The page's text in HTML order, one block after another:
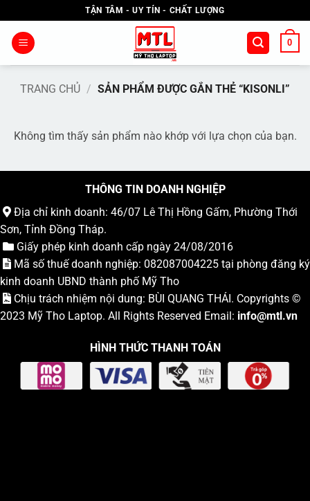
qua
nội
TẬN TÂM - UY TÍN - CHẤT LƯỢNG
0
TRANG CHỦ / SẢN PHẨM ĐƯỢC GẮN THẺ “KISONLI”
Không tìm thấy sản phẩm nào khớp với lựa chọn của bạn.
THÔNG TIN DOANH NGHIỆP
Địa chỉ kinh doanh: 46/07 Lê Thị Hồng Gấm, Phường Thới
Sơn, Tỉnh Đồng Tháp.
Giấy phép kinh doanh cấp ngày 24/08/2016
Mã số thuế doanh nghiệp: 082087004225 tại phòng đăng ký
kinh doanh UBND thành phố Mỹ Tho
Chịu trách nhiệm nội dung: BÙI QUANG THÁI. Copyrights ©
2023 Mỹ Tho Laptop. All Rights Reserved Email: info@mtl.vn
HÌNH THỨC THANH TOÁN